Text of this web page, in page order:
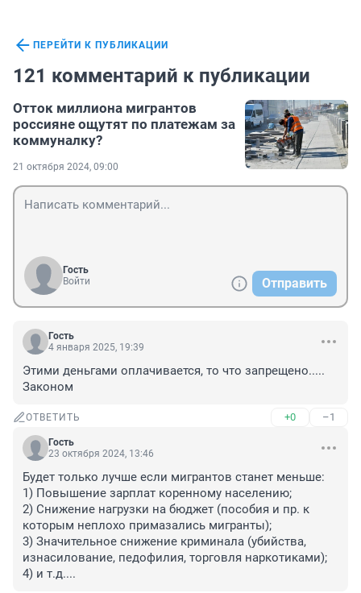
ПЕРЕЙТИ К ПУБЛИКАЦИИ
121 комментарий к публикации
Отток миллиона мигрантов
россияне ощутят по платежам за
коммуналку?
21 октября 2024, 09:00
Гость
Войти
Отправить
Гость
4 января 2025, 19:39
Этими деньгами оплачивается, то что запрещено.....
Законом
ОТВЕТИТЬ +0 –1
Гость
23 октября 2024, 13:46
Будет только лучше если мигрантов станет меньше:
1) Повышение зарплат коренному населению;
2) Снижение нагрузки на бюджет (пособия и пр. к
которым неплохо примазались мигранты);
3) Значительное снижение криминала (убийства,
изнасилование, педофилия, торговля наркотиками);
4) и т.д....